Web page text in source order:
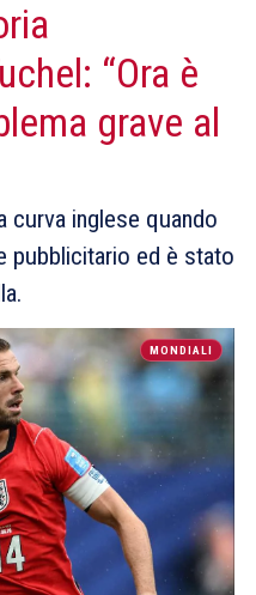
“Ora è
grave al
curva inglese quando
pubblicitario ed è stato
MONDIALI